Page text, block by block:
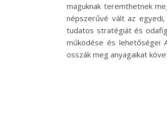
maguknak teremthetnek
népszerűvé vált az
tudatos stratégiát és
működése és lehetőségei
osszák meg anyagaikat